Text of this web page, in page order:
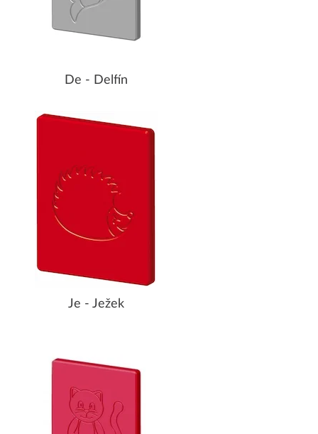
De - Delfín
Je - Ježek